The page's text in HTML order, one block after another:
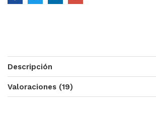
Descripción
Valoraciones (19)